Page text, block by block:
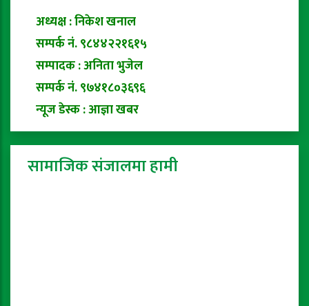
अध्यक्ष : निकेश खनाल
सम्पर्क नं. ९८४४२२१६१५
सम्पादक : अनिता भुजेल
सम्पर्क नं. ९७४१८०३६९६
न्यूज डेस्क : आज्ञा खबर
सामाजिक संजालमा हामी